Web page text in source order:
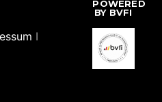
I
POWERED
BY BVFI